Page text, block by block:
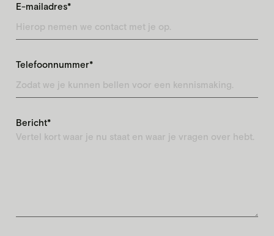
E-mailadres*
Telefoonnummer*
Bericht*